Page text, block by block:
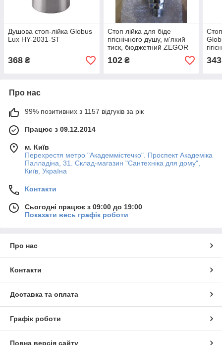
Душова стоп-лійка Globus
Lux HY-2031-ST
368 ₴
Стоп лійка для біде
гігієнічного душу, м'який
тиск, бюджетний ZEGOR
102₴ 343
Про нас
99% позитивних з 1157 відгуків за рік
Працює з 09.12.2014
м. Київ
Перехрестя метро "Академмістечко". Проспект Академіка
Палладіна, 31. Склад-магазин "Сантехніка для дому",
Київ, Україна
Контакти
Сьогодні працює з 09:00 до 19:00
Показати весь графік роботи
Про нас
Контакти
Доставка та оплата
Графік роботи
Повна версія сайту